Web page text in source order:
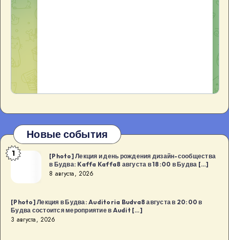
Новые события
[Photo]
и
рождения
дизайн-
1
[Photo] Лекция и день рождения дизайн-сообщества
в Будва: Kaffa Kaffa8 августа в 18:00 в Будва […]
8 августа, 2026
[Photo] Лекция в Будва: Auditoria Budva8 августа в 20:00 в
Будва состоится мероприятие в Audit […]
3 августа, 2026